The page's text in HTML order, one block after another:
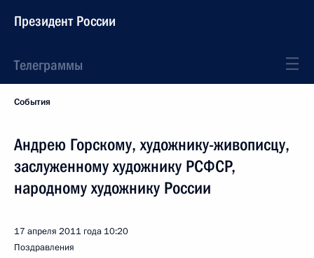
Президент России
Телеграммы
События
Андрею Горскому, художнику-живописцу,
заслуженному художнику РСФСР,
народному художнику России
17 апреля 2011 года 10:20
Поздравления